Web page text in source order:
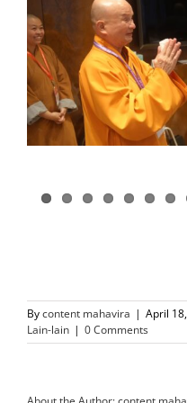
Bycontent mahavira | April
Lain-lain | 0 Comments